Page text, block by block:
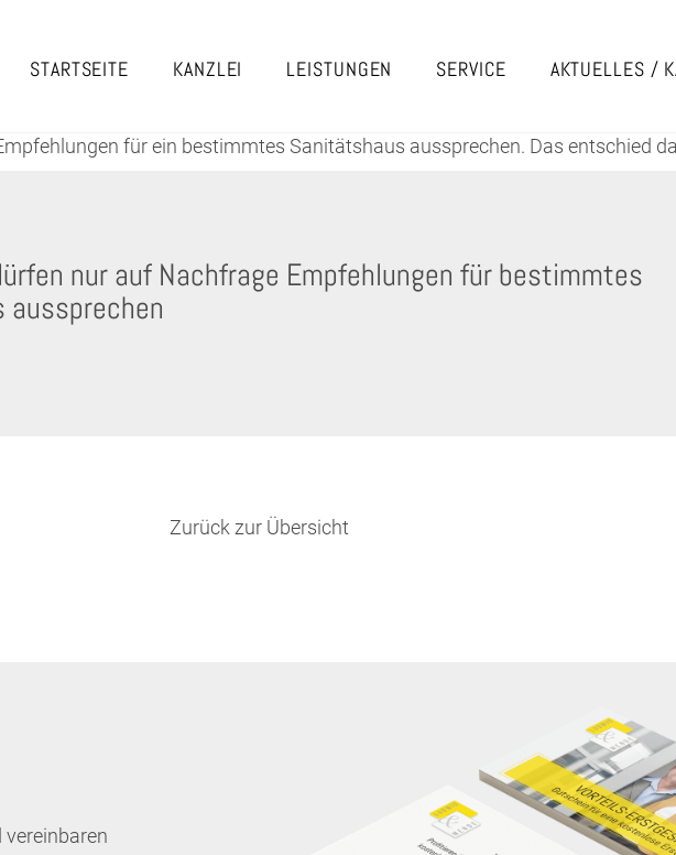
STARTSEITE KANZLEI LEISTUNGEN SERVICE AKTUELLES /
für ein bestimmtes Sanitätshaus aussprechen. Das entschied
nur auf Nachfrage Empfehlungen für bestimmtes
Zurück zur Übersicht